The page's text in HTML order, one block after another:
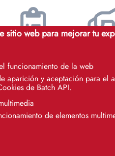
sitio web para mejorar tu
funcionamiento de la web
aparición y aceptación para el
de Batch API.
de elementos